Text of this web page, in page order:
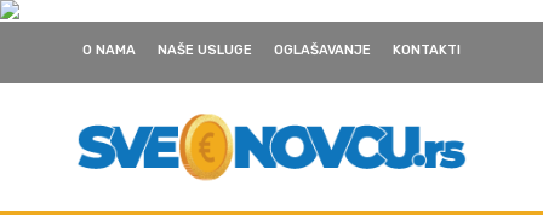
O NAMA NAŠE USLUGE OGLAŠAVANJE KONTAKTI